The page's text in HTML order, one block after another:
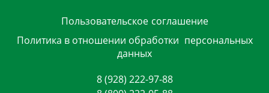
Пользовательское соглашение
Политика в отношении обработки персональных
данных
8 (928) 222-97-88